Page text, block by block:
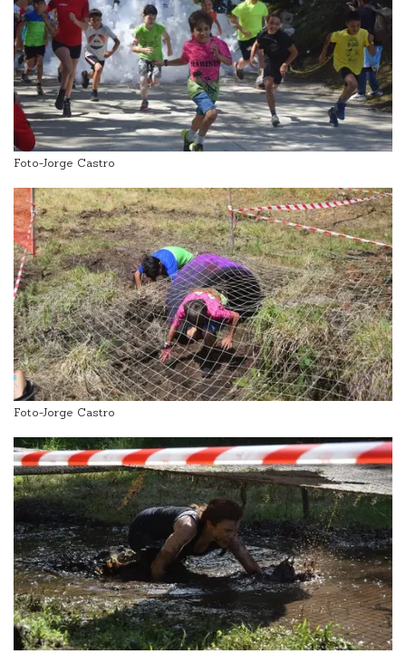
Foto-Jorge Castro
Foto-Jorge Castro